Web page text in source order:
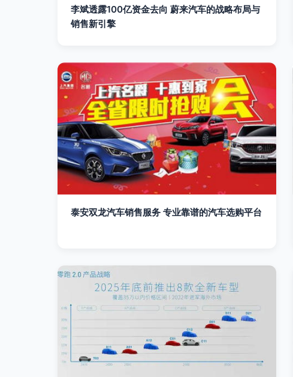
李斌透露100亿资金去向 蔚来汽车的战略布局与
销售新引擎
泰安双龙汽车销售服务 专业靠谱的汽车选购平台